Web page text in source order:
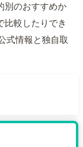
別のおすすめか
比較したりでき
式情報と独自取